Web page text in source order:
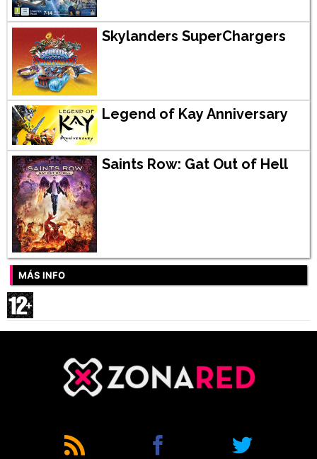
Skylanders SuperChargers
Legend of Kay Anniversary
Saints Row: Gat Out of Hell
MÁS INFO